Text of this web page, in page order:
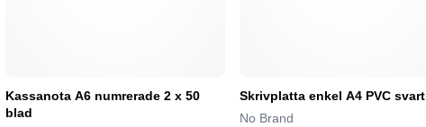
Kassanota A6 numrerade 2 x 50
blad
Skrivplatta enkel A4 PVC svart
No Brand